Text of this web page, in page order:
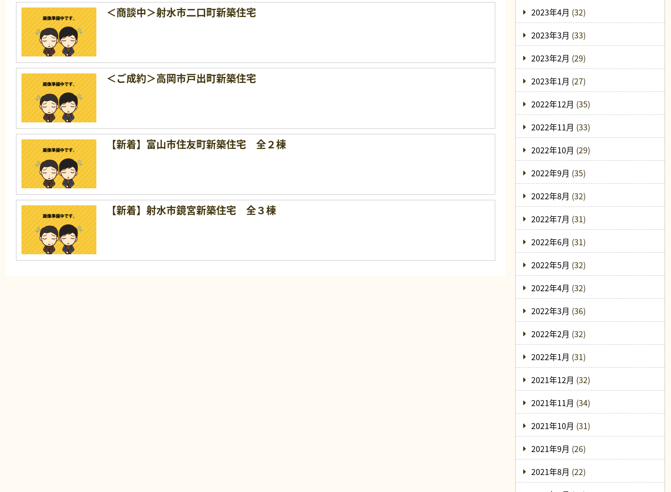
＜商談中＞射水市二口町新築住宅
＜ご成約＞高岡市戸出町新築住宅
【新着】富山市住友町新築住宅 全２棟
【新着】射水市鏡宮新築住宅 全３棟
2023年4月 (32)
2023年3月 (33)
2023年2月 (29)
2023年1月 (27)
2022年12月 (35)
2022年11月 (33)
2022年10月 (29)
2022年9月 (35)
2022年8月 (32)
2022年7月 (31)
2022年6月 (31)
2022年5月 (32)
2022年4月 (32)
2022年3月 (36)
2022年2月 (32)
2022年1月 (31)
2021年12月 (32)
2021年11月 (34)
2021年10月 (31)
2021年9月 (26)
2021年8月 (22)